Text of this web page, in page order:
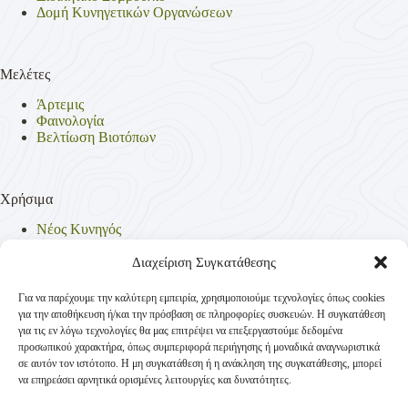
Διαχείριση Συγκατάθεσης
Για να παρέχουμε την καλύτερη εμπειρία, χρησιμοποιούμε τεχνολογίες όπως cookies
για την αποθήκευση ή/και την πρόσβαση σε πληροφορίες συσκευών. Η συγκατάθεση
για τις εν λόγω τεχνολογίες θα μας επιτρέψει να επεξεργαστούμε δεδομένα
προσωπικού χαρακτήρα, όπως συμπεριφορά περιήγησης ή μοναδικά αναγνωριστικά
σε αυτόν τον ιστότοπο. Η μη συγκατάθεση ή η ανάκληση της συγκατάθεσης, μπορεί
να επηρεάσει αρνητικά ορισμένες λειτουργίες και δυνατότητες.
Δομή Κυνηγετικών Οργανώσεων
Μελέτες
Άρτεμις
Φαινολογία
Βελτίωση Βιοτόπων
Χρήσιμα
Νέος Κυνηγός
Νομοθεσία
Πολιτική Απορρήτου
Πολιτική Cookies (ΕΕ)
Επικοινωνία